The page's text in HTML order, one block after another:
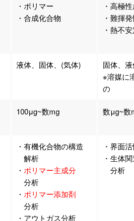
・ポリマー
・合成化合物
・高極
・難揮
・熱不
液体、固体、(気体)
固体、
※溶媒に
の
100μg~数mg 数μg~数
・有機化合物の構造
解析
・ ポリマー主成分
分析
・ ポリマー添加剤
分析
・アウトガス分析
・界面
・生体
分析